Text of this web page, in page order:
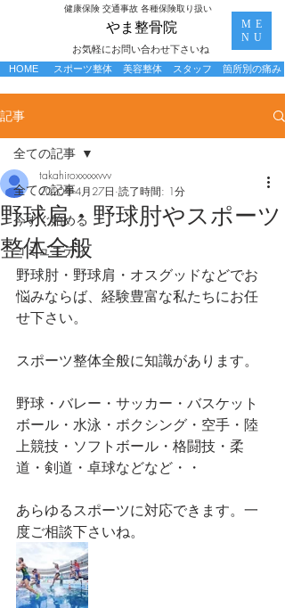
お気軽にお問い合わせ下さいね
​やま整骨院
​健康保険 交通事故 各種保険取り扱い
ME
NU
スポーツ整体 美容整体 箇所別の痛み
HOME スタッフ
記事
全ての記事
今すぐ始める
コミュニティ
全ての記事
野球肩・野球肘やスポーツ
整体全般
takahiroxxxxxvvv
2020年4月27日 読了時間: 1分
野球肘・野球肩・オスグッドなどでお
悩みならば、経験豊富な私たちにお任
せ下さい。
スポーツ整体全般に知識があります。
野球・バレー・サッカー・バスケット
ボール・水泳・ボクシング・空手・陸
上競技・ソフトボール・格闘技・柔
道・剣道・卓球などなど・・
あらゆるスポーツに対応できます。一
度ご相談下さいね。